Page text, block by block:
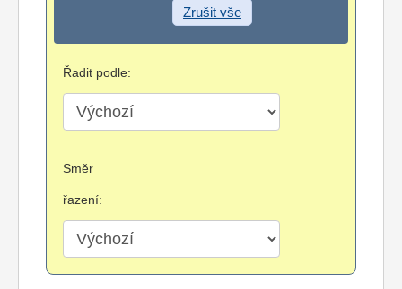
Zrušit vše
Řadit podle:
Směr
řazení: